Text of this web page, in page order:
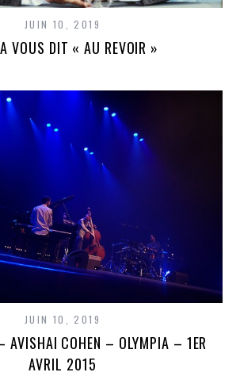
JUIN 10, 2019
VOUS DIT « AU REVOIR »
JUIN 10, 2019
AVISHAI COHEN – OLYMPIA – 1ER
AVRIL 2015